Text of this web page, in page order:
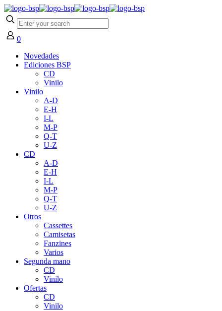
0
Novedades
Ediciones BSP
CD
Vinilo
Vinilo
A-D
E-H
I-L
M-P
Q-T
U-Z
CD
A-D
E-H
I-L
M-P
Q-T
U-Z
Otros
Cassettes
Camisetas
Fanzines
Varios
Segunda mano
CD
Vinilo
Ofertas
CD
Vinilo